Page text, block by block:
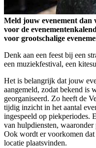
Meld jouw evenement dan
voor de
voor grootschalige
Denk aan een feest bij een
een muziekfestival, een
Het is belangrijk dat jouw
aangemeld, zodat bekend is
georganiseerd. Zo heeft de
tijdig inzicht in het aantal
ingespeeld op piekperiodes.
van hulpdiensten,
Ook wordt er voorkomen
locatie plaatsvinden.